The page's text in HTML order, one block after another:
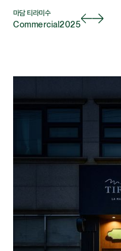
마담 티라미수
Commercial2025